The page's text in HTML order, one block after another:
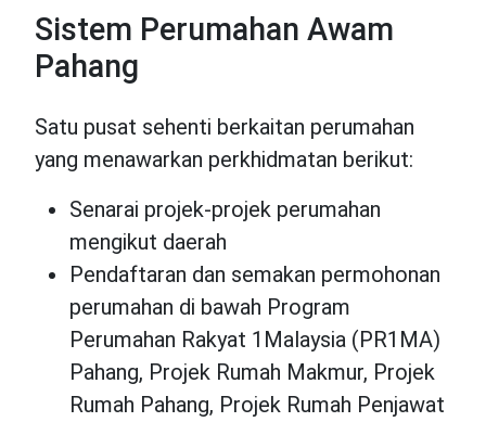
Sistem Perumahan Awam
Pahang
Satu pusat sehenti berkaitan perumahan
yang menawarkan perkhidmatan berikut:
Senarai projek-projek perumahan
mengikut daerah
Pendaftaran dan semakan permohonan
perumahan di bawah Program
Perumahan Rakyat 1Malaysia (PR1MA)
Pahang, Projek Rumah Makmur, Projek
Rumah Pahang, Projek Rumah Penjawat